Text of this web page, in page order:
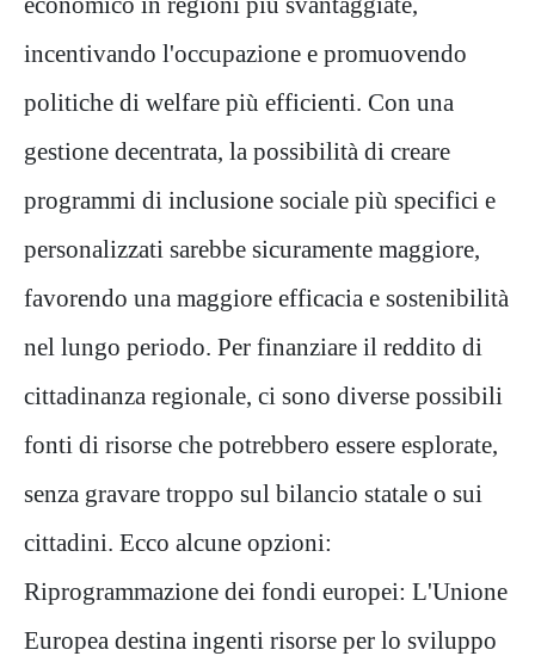
incentivando l'occupazione e promuovendo
politiche di welfare più efficienti. Con una
gestione decentrata, la possibilità di creare
programmi di inclusione sociale più specifici e
personalizzati sarebbe sicuramente maggiore,
favorendo una maggiore efficacia e sostenibilità
nel lungo periodo. Per finanziare il reddito di
cittadinanza regionale, ci sono diverse possibili
fonti di risorse che potrebbero essere esplorate,
senza gravare troppo sul bilancio statale o sui
cittadini. Ecco alcune opzioni:
Riprogrammazione dei fondi europei: L'Unione
Europea destina ingenti risorse per lo sviluppo